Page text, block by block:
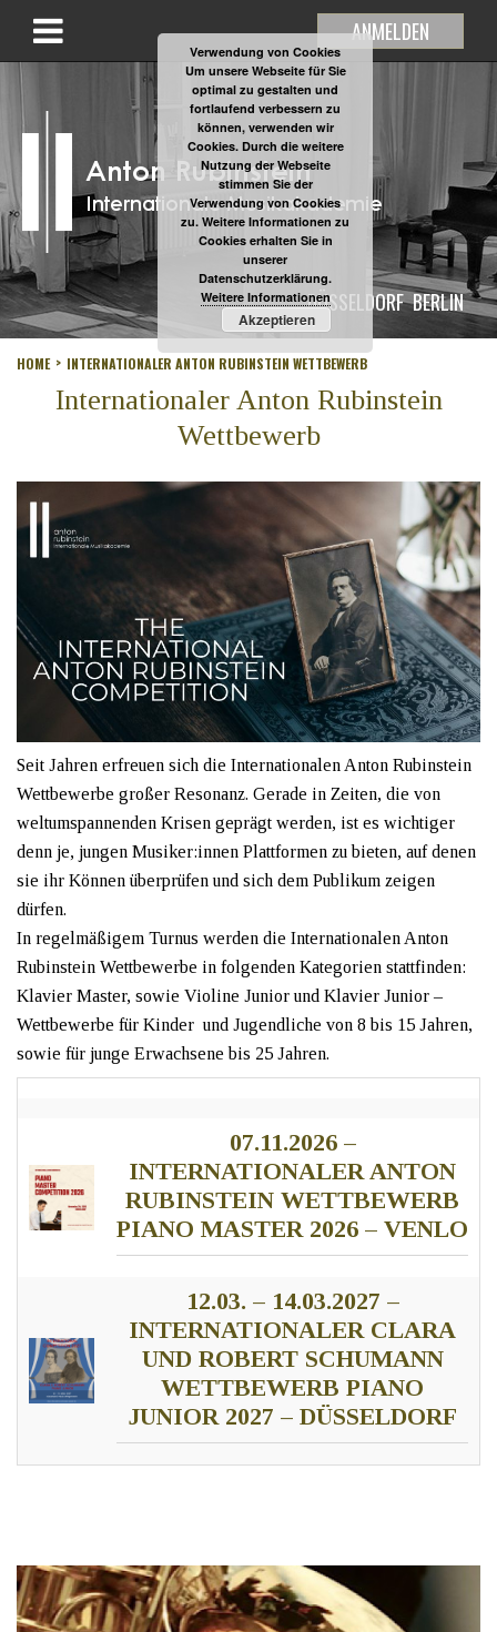
ANMELDEN
DÜSSELDORF BERLIN
HOME INTERNATIONALER ANTON RUBINSTEIN WETTBEWERB
Internationaler Anton Rubinstein
Wettbewerb
Seit Jahren erfreuen sich die Internationalen Anton Rubinstein
Wettbewerbe großer Resonanz. Gerade in Zeiten, die von
weltumspannenden Krisen geprägt werden, ist es wichtiger
denn je, jungen Musiker:innen Plattformen zu bieten, auf denen
sie ihr Können überprüfen und sich dem Publikum zeigen
dürfen.
In regelmäßigem Turnus werden die Internationalen Anton
Rubinstein Wettbewerbe in folgenden Kategorien stattfinden:
Klavier Master, sowie Violine Junior und Klavier Junior –
Wettbewerbe für Kinder und Jugendliche von 8 bis 15 Jahren,
sowie für junge Erwachsene bis 25 Jahren.
07.11.2026 –
INTERNATIONALER ANTON
RUBINSTEIN WETTBEWERB
PIANO MASTER 2026 – VENLO
12.03. – 14.03.2027 –
INTERNATIONALER CLARA
UND ROBERT SCHUMANN
WETTBEWERB PIANO
JUNIOR 2027 – DÜSSELDORF
Verwendung von Cookies
Um unsere Webseite für Sie
optimal zu gestalten und
fortlaufend verbessern zu
können, verwenden wir
Cookies. Durch die weitere
Nutzung der Webseite
stimmen Sie der
Verwendung von Cookies
zu. Weitere Informationen zu
Cookies erhalten Sie in
unserer
Datenschutzerklärung.
Weitere Informationen
Akzeptieren